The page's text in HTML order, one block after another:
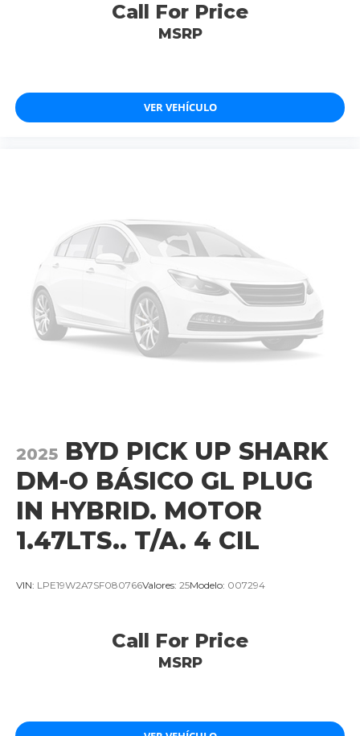
Call For Price
MSRP
VER VEHÍCULO
2025 BYD PICK UP SHARK
DM-O BÁSICO GL PLUG
IN HYBRID. MOTOR
1.47LTS.. T/A. 4 CIL
VIN: LPE19W2A7SF080766Valores: 25Modelo: 007294
Call For Price
MSRP